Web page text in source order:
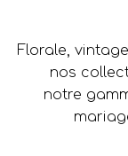
Florale,
nos
notre